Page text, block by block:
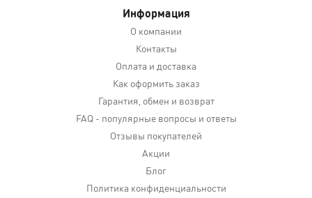
Информация
О компании
Контакты
Оплата и доставка
Как оформить заказ
Гарантия, обмен и возврат
FAQ - популярные вопросы и ответы
Отзывы покупателей
Акции
Блог
Политика конфиденциальности